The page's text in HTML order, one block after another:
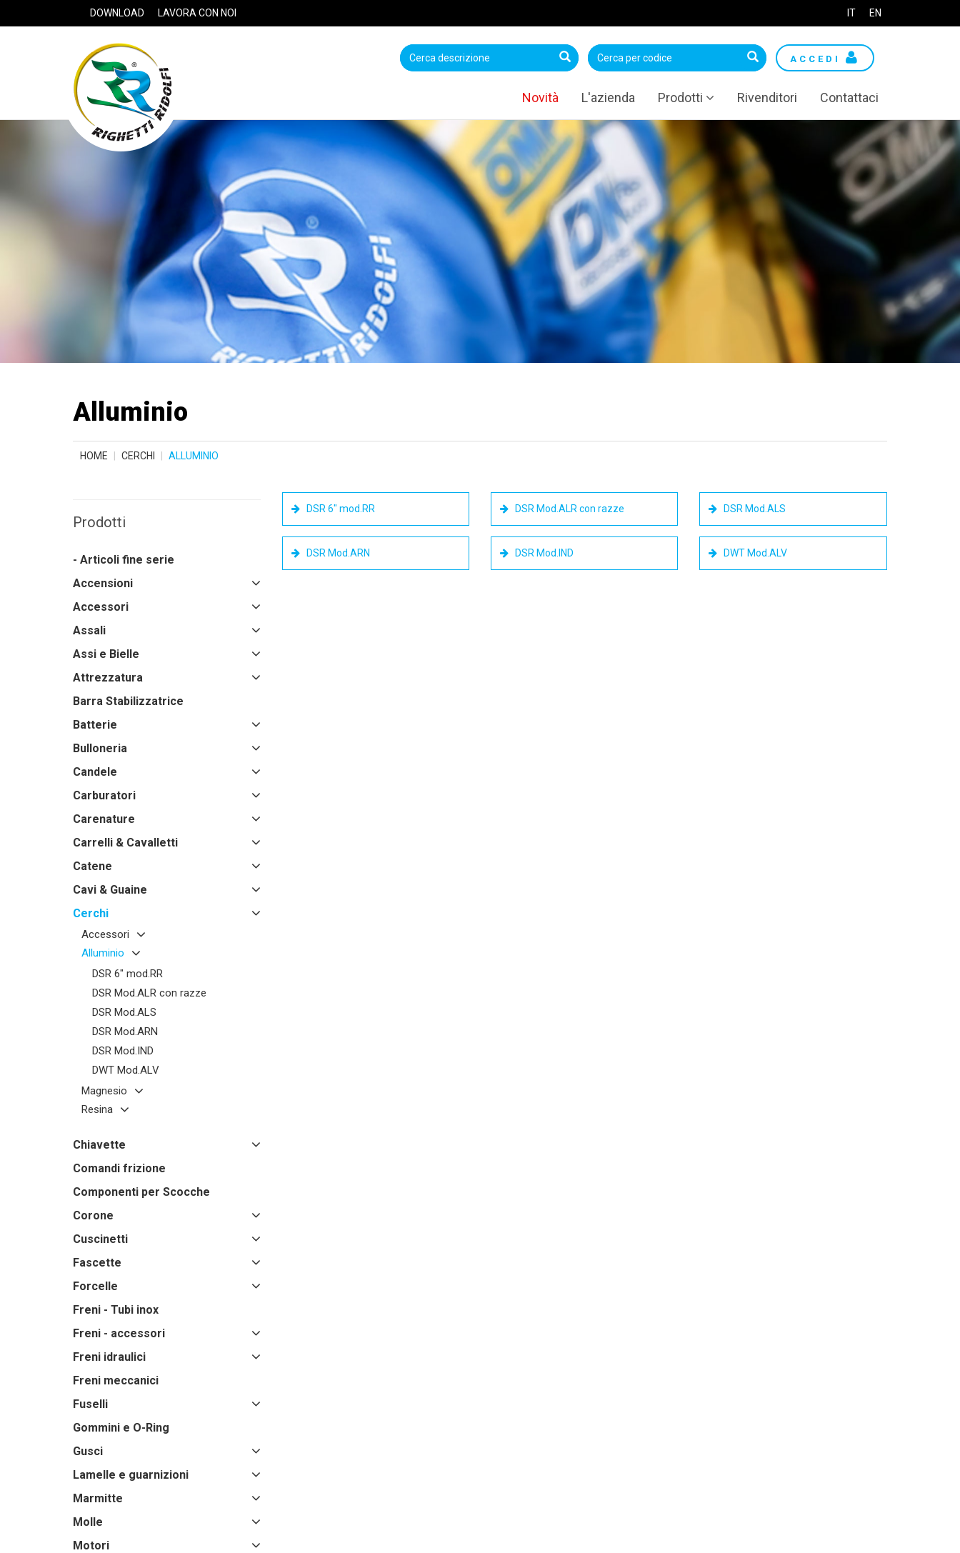
DOWNLOAD LAVORA CON NOI IT EN
ACCEDI
Novità L'azienda Prodotti Rivenditori Contattaci
Alluminio
HOME CERCHI ALLUMINIO
Prodotti
- Articoli fine serie
Accensioni
Accessori
Assali
Assi e Bielle
Attrezzatura
Barra Stabilizzatrice
Batterie
Bulloneria
Candele
Carburatori
Carenature
Carrelli & Cavalletti
Catene
Cavi & Guaine
Cerchi
Accessori
Alluminio
DSR 6" mod.RR
DSR Mod.ALR con razze
DSR Mod.ALS
DSR Mod.ARN
DSR Mod.IND
DWT Mod.ALV
Magnesio
Resina
Chiavette
Comandi frizione
Componenti per Scocche
Corone
Cuscinetti
Fascette
Forcelle
Freni - Tubi inox
Freni - accessori
Freni idraulici
Freni meccanici
Fuselli
Gommini e O-Ring
Gusci
Lamelle e guarnizioni
Marmitte
Molle
Motori
DSR 6" mod.RR DSR Mod.ALR con razze DSR Mod.ALS
DSR Mod.ARN DSR Mod.IND DWT Mod.ALV